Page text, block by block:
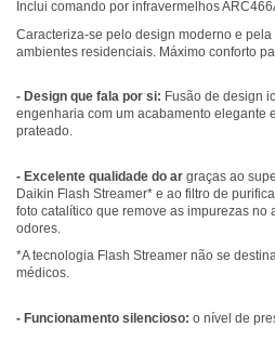
Inclui comando por infravermelhos
Caracteriza-se pelo design moderno e
ambientes residenciais. Máximo conforto
- Design que fala por si: Fusão de design
engenharia com um acabamento elegante
prateado.
- Excelente qualidade do ar graças ao
Daikin Flash Streamer* e ao filtro de
foto catalítico que remove as impurezas no
odores.
*A tecnologia Flash Streamer não se
médicos.
- Funcionamento silencioso: o nível de